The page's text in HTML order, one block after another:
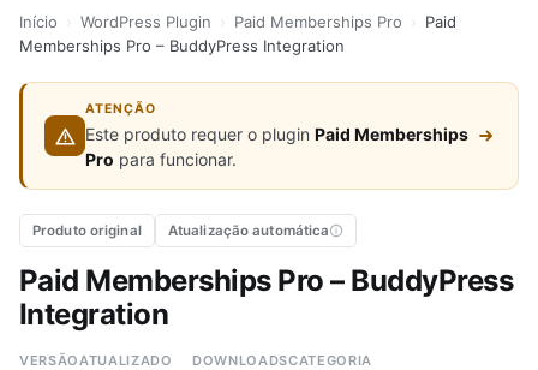
Início WordPress Plugin Paid Memberships Pro
Paid
Memberships Pro – BuddyPress Integration
ATENÇÃO
Este produto requer o plugin Paid Memberships
Pro para funcionar.
Produto original Atualização automática
Paid Memberships Pro – BuddyPress
Integration
VERSÃOATUALIZADO DOWNLOADSCATEGORIA